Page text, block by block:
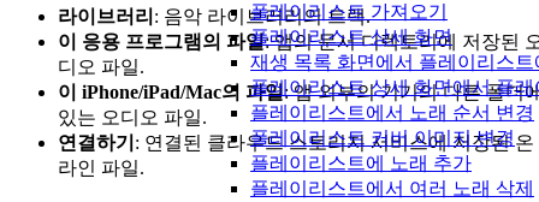
플레이리스트 가져오기
플레이리스트 상세 화면
재생 목록 화면에서 플레이리스
플레이리스트 상세 화면에서 플
플레이리스트에서 노래 순서 변경
플레이리스트 커버 이미지 변경
플레이리스트에 노래 추가
플레이리스트에서 여러 노래 삭제
라이브러리 : 음악 라이브러리의 트랙.
이 응용 프로그램의 파일: 앱의 문서 디렉토리에 저장된
디오 파일.
이 iPhone/iPad/Mac의 파일: 앱 외부의 기기의 다른 폴더
있는 오디오 파일.
연결하기 : 연결된 클라우드 스토리지 서비스에 저장된 온
라인 파일.